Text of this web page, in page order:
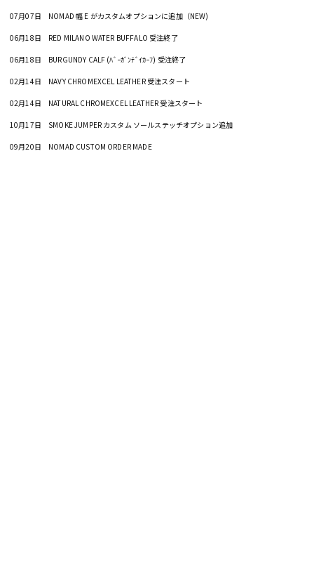
07月07日 NOMAD 幅 E がカスタムオプションに追加（NEW)
06月18日 RED MILANO WATER BUFFALO 受注終了
06月18日 BURGUNDY CALF (ﾊﾞｰｶﾞﾝﾃﾞｲｶｰﾌ) 受注終了
02月14日 NAVY CHROMEXCEL LEATHER 受注スタート
02月14日 NATURAL CHROMEXCEL LEATHER 受注スタート
10月17日 SMOKE JUMPER カスタム ソールステッチオプション追加
09月20日 NOMAD CUSTOM ORDER MADE